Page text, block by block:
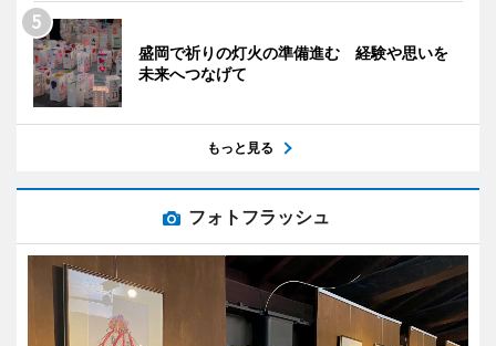
盛岡で祈りの灯火の準備進む 経験や思いを
未来へつなげて
もっと見る
フォトフラッシュ